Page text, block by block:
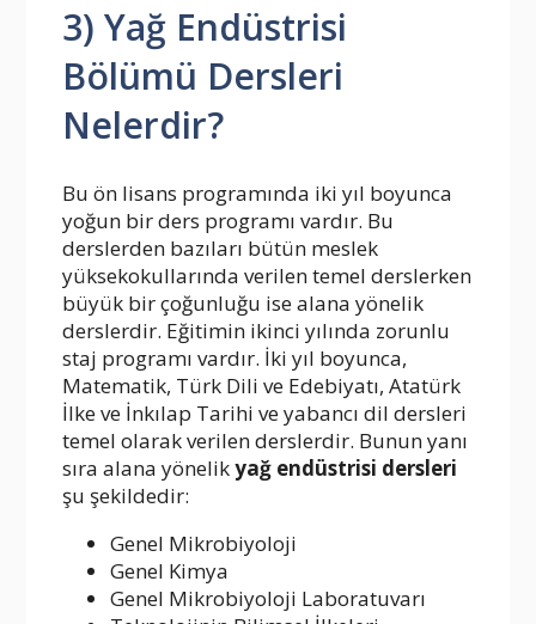
3) Yağ Endüstrisi
Bölümü Dersleri
Nelerdir?
Bu ön lisans programında iki yıl boyunca
yoğun bir ders programı vardır. Bu
derslerden bazıları bütün meslek
yüksekokullarında verilen temel derslerken
büyük bir çoğunluğu ise alana yönelik
derslerdir. Eğitimin ikinci yılında zorunlu
staj programı vardır. İki yıl boyunca,
Matematik, Türk Dili ve Edebiyatı, Atatürk
İlke ve İnkılap Tarihi ve yabancı dil dersleri
temel olarak verilen derslerdir. Bunun yanı
sıra alana yönelikyağ endüstrisi dersleri
şu şekildedir:
Genel Mikrobiyoloji
Genel Kimya
Genel Mikrobiyoloji Laboratuvarı